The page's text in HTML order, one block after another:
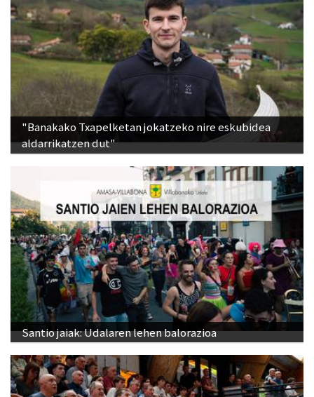
"Banakako Txapelketan jokatzeko nire eskubidea
aldarrikatzen dut"
Santio jaiak: Udalaren lehen balorazioa